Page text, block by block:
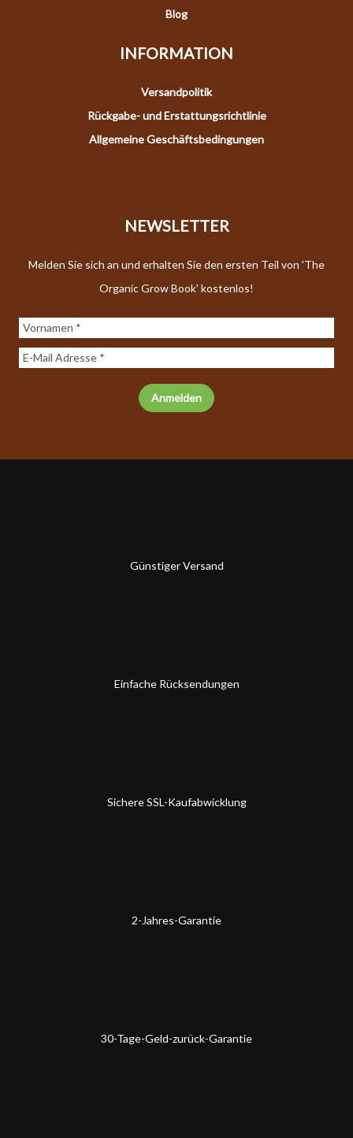
Blog
INFORMATION
Versandpolitik
Rückgabe- und Erstattungsrichtlinie
Allgemeine Geschäftsbedingungen
NEWSLETTER
Melden Sie sich an und erhalten Sie den ersten Teil von 'The
Organic Grow Book' kostenlos!
Günstiger Versand
Einfache Rücksendungen
Sichere SSL-Kaufabwicklung
2-Jahres-Garantie
30-Tage-Geld-zurück-Garantie